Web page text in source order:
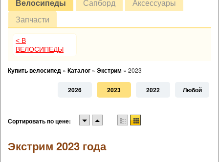
Велосипеды Сапборд
Аксессуары
Запчасти
< В
ВЕЛОСИПЕДЫ
Купить велосипед » Каталог » Экстрим » 2023
2026 2023 2022 Любой
Сортировать по цене:
Экстрим 2023 года